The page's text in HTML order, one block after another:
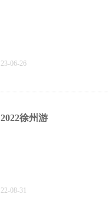
23-06-26
2022徐州游
22-08-31